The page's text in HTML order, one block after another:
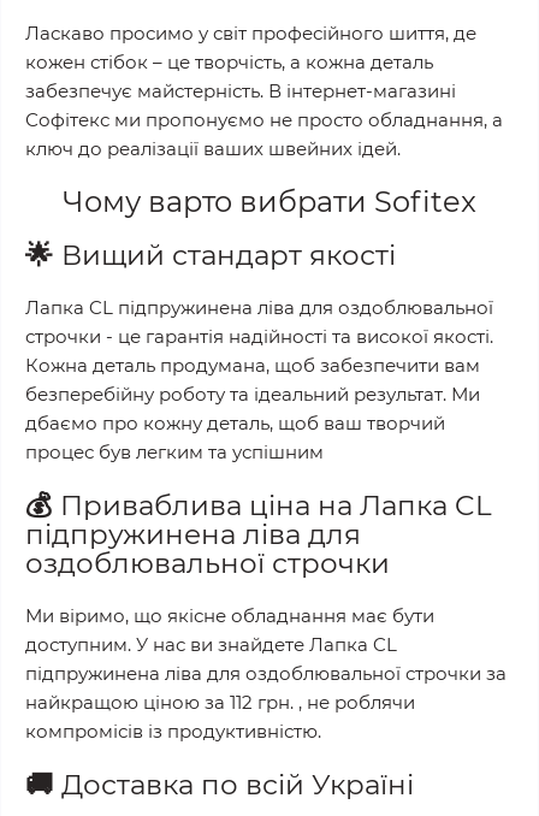
Ласкаво просимо у світ професійного шиття, де
кожен стібок – це творчість, а кожна деталь
забезпечує майстерність. В інтернет-магазині
Софітекс ми пропонуємо не просто обладнання, а
ключ до реалізації ваших швейних ідей.
Чому варто вибрати Sofitex
🌟 Вищий стандарт якості
Лапка CL підпружинена ліва для оздоблювальної
строчки - це гарантія надійності та високої якості.
Кожна деталь продумана, щоб забезпечити вам
безперебійну роботу та ідеальний результат. Ми
дбаємо про кожну деталь, щоб ваш творчий
процес був легким та успішним
💰 Приваблива ціна на Лапка CL
підпружинена ліва для
оздоблювальної строчки
Ми віримо, що якісне обладнання має бути
доступним. У нас ви знайдете Лапка CL
підпружинена ліва для оздоблювальної строчки за
найкращою ціною за 112 грн. , не роблячи
компромісів із продуктивністю.
🚚 Доставка по всій Україні